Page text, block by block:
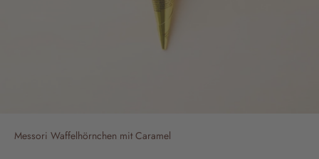
Messori Waffelhörnchen mit Caramel